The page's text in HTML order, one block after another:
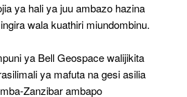
ya hali ya juu ambazo hazina
wala kuathiri miundombinu.
ya Bell Geospace walijikita
ya mafuta na gesi asilia
Zanzibar ambapo